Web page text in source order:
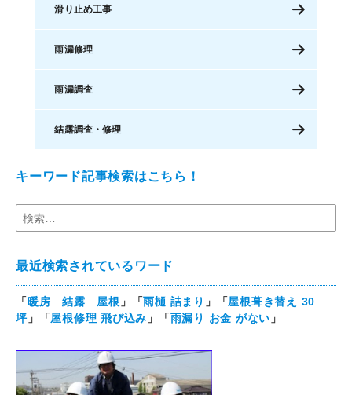
滑り止め工事
雨漏修理
雨漏調査
結露調査・修理
キーワード記事検索はこちら！
最近検索されているワード
「暖房 結露 屋根 」「雨樋 詰まり 」「屋根葺き替え 30
坪」「屋根修理 飛び込み 」「雨漏り お金 がない 」